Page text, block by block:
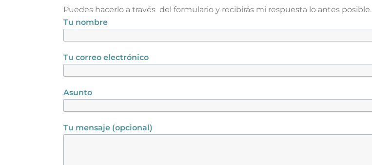
Puedes hacerlo a través del formulario y recibirás mi respuesta lo antes posible.
Tu nombre
Tu correo electrónico
Asunto
Tu mensaje (opcional)